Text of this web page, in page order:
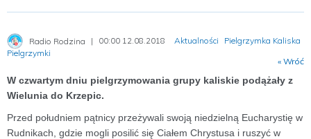
Radio Rodzina 00:00 12.08.2018 Aktualności
Pielgrzymka Kaliska
Pielgrzymki
« Wróć
W czwartym dniu pielgrzymowania grupy kaliskie podążały z
Wielunia do Krzepic.
Przed południem pątnicy przeżywali swoją niedzielną Eucharystię w
Rudnikach, gdzie mogli posilić się Ciałem Chrystusa i ruszyć w